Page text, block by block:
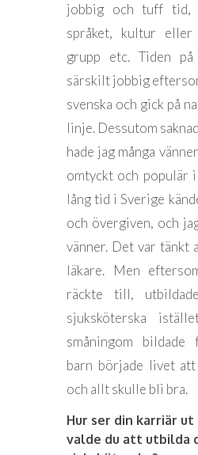
jobbig och tuff tid,
språket, kultur
grupp etc. Tiden på
särskilt jobbig
svenska och gick på
linje. Dessutom
hade jag många
omtyckt och populär
lång tid i Sverige
och övergiven, och
vänner. Det var tänkt
läkare. Men
räckte till,
sjuksköterska
småningom
barn började livet att
och allt skulle bli bra.
Hur ser din karriär
valde du att utbilda